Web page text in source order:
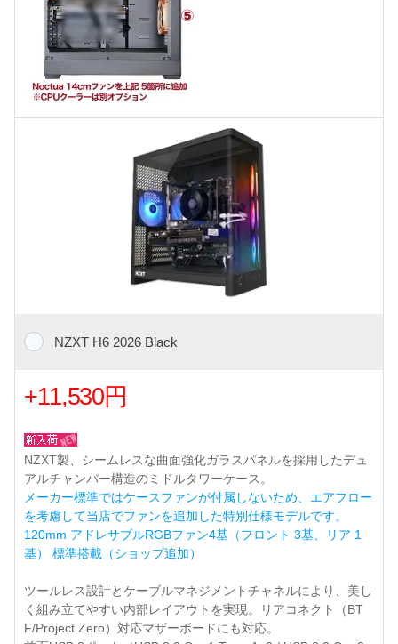
NZXT H6 2026 Black
+11,530円
NZXT製、シームレスな曲面強化ガラスパネルを採用したデュ
アルチャンバー構造のミドルタワーケース。
メーカー標準ではケースファンが付属しないため、エアフロー
を考慮して当店でファンを追加した特別仕様モデルです。
120mm アドレサブルRGBファン4基（フロント 3基、リア 1
基） 標準搭載（ショップ追加）
ツールレス設計とケーブルマネジメントチャネルにより、美し
く組み立てやすい内部レイアウトを実現。リアコネクト（BT
F/Project Zero）対応マザーボードにも対応。